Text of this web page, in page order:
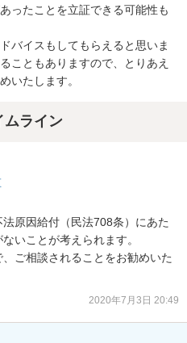
ったことを立証できる可能性も
バイスもしてもらえると思いま
こともありますので、とりあえ
いたします。
ムライン
原因給付（民法708条）にあた
いことが考えられます。
ご相談されることをお勧めいた
2020年7月3日 20:49